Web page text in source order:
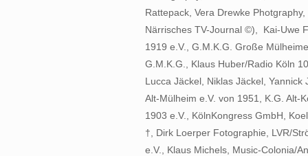
Rattepack, Vera Drewke
Närrisches TV-Journal ©), Kai-Uwe
1919 e.V., G.M.K.G. Große
G.M.K.G., Klaus Huber/Radio Köln
Lucca Jäckel, Niklas Jäckel,
Alt-Mülheim e.V. von 1951, K.G. Alt-
1903 e.V., KölnKongress GmbH,
†, Dirk Loerper Fotographie, LVR/
e.V., Klaus Michels, Music-Colonia/